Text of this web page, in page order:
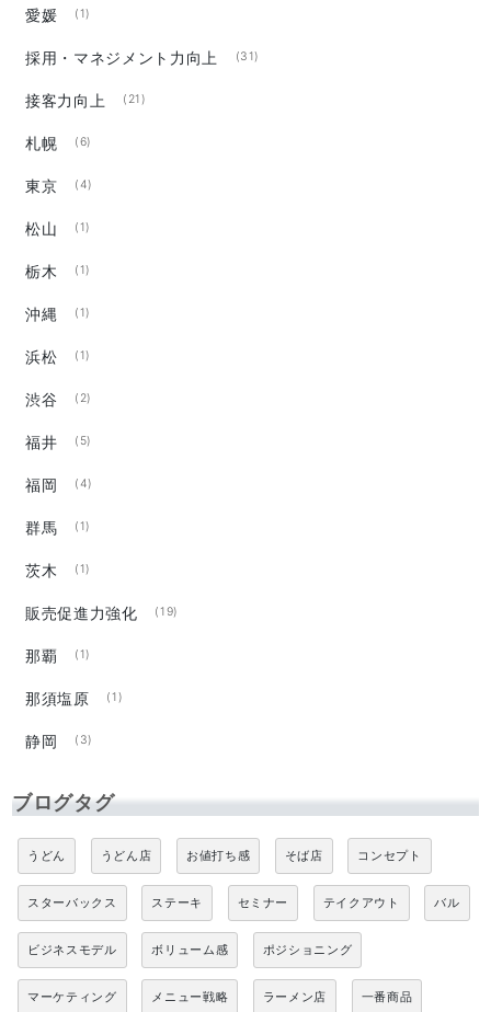
愛媛 (1)
採用・マネジメント力向上 (31)
接客力向上 (21)
札幌 (6)
東京 (4)
松山 (1)
栃木 (1)
沖縄 (1)
浜松 (1)
渋谷 (2)
福井 (5)
福岡 (4)
群馬 (1)
茨木 (1)
販売促進力強化 (19)
那覇 (1)
那須塩原 (1)
静岡 (3)
ブログタグ
うどん うどん店 お値打ち感 そば店 コンセプト
スターバックス ステーキ セミナー テイクアウト バル
ビジネスモデル ボリューム感 ポジショニング
マーケティング メニュー戦略 ラーメン店 一番商品